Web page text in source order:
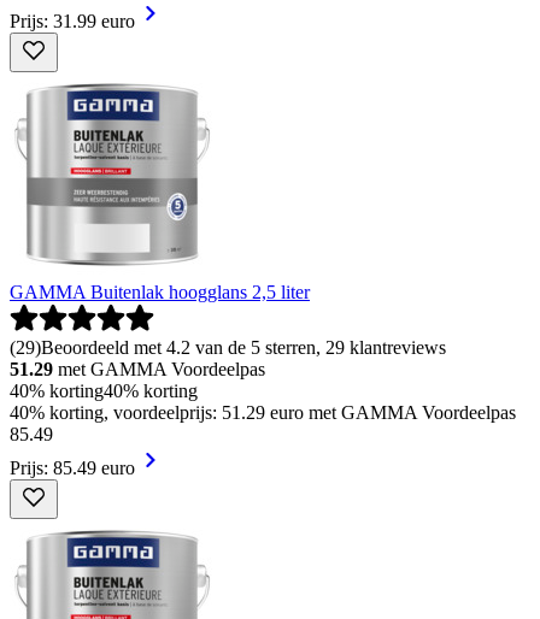
Prijs: 31.99 euro
GAMMA Buitenlak hoogglans 2,5 liter
(29)Beoordeeld met 4.2 van de 5 sterren, 29 klantreviews
51.29 met GAMMA Voordeelpas
40% korting40% korting
40% korting, voordeelprijs: 51.29 euro met GAMMA Voordeelpas
85.49
Prijs: 85.49 euro